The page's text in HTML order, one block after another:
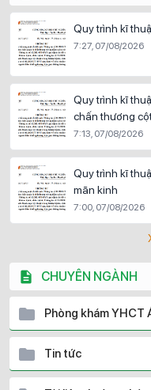
Quy trình kĩ
7:27, 07/08/2026
Quy trình kĩ
chấn thương
7:13, 07/08/2026
Quy trình kĩ
mãn kinh
7:00, 07/08/2026
CHUYÊN NGÀNH
Phòng khám YHCT
Tin tức